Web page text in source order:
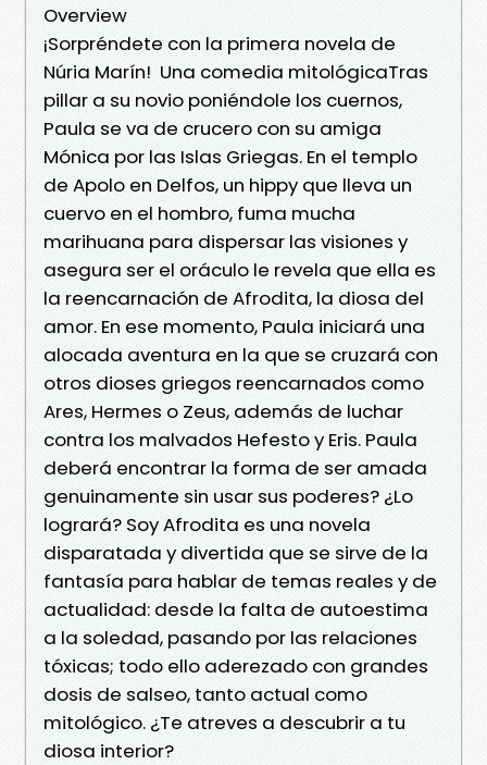
Overview
¡Sorpréndete con la primera novela de
Núria Marín! Una comedia mitológicaTras
pillar a su novio poniéndole los cuernos,
Paula se va de crucero con su amiga
Mónica por las Islas Griegas. En el templo
de Apolo en Delfos, un hippy que lleva un
cuervo en el hombro, fuma mucha
marihuana para dispersar las visiones y
asegura ser el oráculo le revela que ella es
la reencarnación de Afrodita, la diosa del
amor. En ese momento, Paula iniciará una
alocada aventura en la que se cruzará con
otros dioses griegos reencarnados como
Ares, Hermes o Zeus, además de luchar
contra los malvados Hefesto y Eris. Paula
deberá encontrar la forma de ser amada
genuinamente sin usar sus poderes? ¿Lo
logrará? Soy Afrodita es una novela
disparatada y divertida que se sirve de la
fantasía para hablar de temas reales y de
actualidad: desde la falta de autoestima
a la soledad, pasando por las relaciones
tóxicas; todo ello aderezado con grandes
dosis de salseo, tanto actual como
mitológico. ¿Te atreves a descubrir a tu
diosa interior?